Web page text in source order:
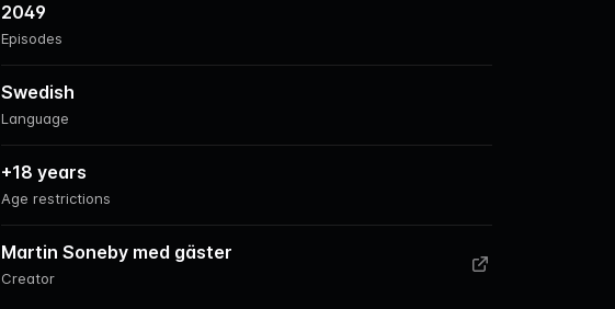
Episodes
2049
Language
Swedish
Age restrictions
+18 years
Creator
Martin Soneby med gäster